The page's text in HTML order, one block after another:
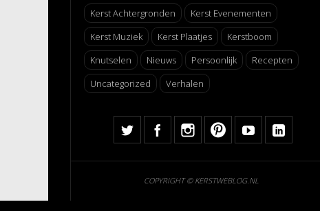
Kerst Achtergronden
Kerst Evenementen
Kerst Muziek
Kerst Plaatjes
Kerstboom
Knutselen
Nieuws Persoonlijk
Recepten
Uncategorized
Verhalen
COPYRIGHT © KERSTWEBLOG.NL